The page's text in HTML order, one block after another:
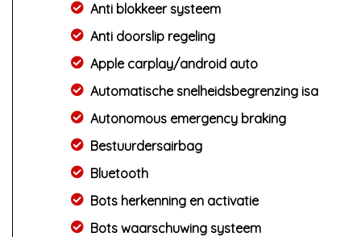
Anti blokkeer systeem
Anti doorslip regeling
Apple carplay/android auto
Automatische snelheidsbegrenzing isa
Autonomous emergency braking
Bestuurdersairbag
Bluetooth
Bots herkenning en activatie
Bots waarschuwing systeem